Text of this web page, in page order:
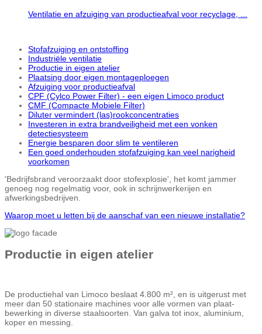
Ventilatie en afzuiging van productieafval voor recyclage, ...
Stofafzuiging en ontstoffing
Industriële ventilatie
Productie in eigen atelier
Plaatsing door eigen montageploegen
Afzuiging voor productieafval
CPF (Cylco Power Filter) - een eigen Limoco product
CMF (Compacte Mobiele Filter)
Diluter vermindert (las)rookconcentraties
Investeren in extra brandveiligheid met een vonken
detectiesysteem
Energie besparen door slim te ventileren
Een goed onderhouden stofafzuiging kan veel narigheid
voorkomen
'Bedrijfsbrand veroorzaakt door stofexplosie', het komt jammer
genoeg nog regelmatig voor, ook in schrijnwerkerijen en
afwerkingsbedrijven.
Waarop moet u letten bij de aanschaf van een nieuwe installatie?
Productie in eigen atelier
De productiehal van Limoco beslaat 4.800 m², en is uitgerust met
meer dan 50 stationaire machines voor alle vormen van plaat-
bewerking in diverse staalsoorten. Van galva tot inox, aluminium,
koper en messing.